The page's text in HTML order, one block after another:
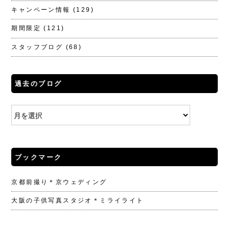
キャンペーン情報 (129)
期間限定 (121)
スタッフブログ (68)
過去のブログ
ブックマーク
京都前撮り＊京ウェディング
大阪の子供写真スタジオ＊ミライライト